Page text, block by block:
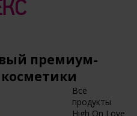
премиум-
Все
продукты
High On Love